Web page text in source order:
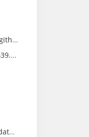
51trending.github.io
genyue657639.cn
celebrityupdates.github.io